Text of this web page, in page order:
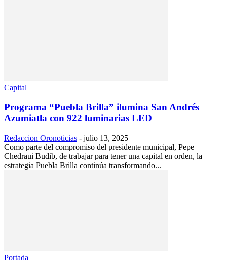
Capital
Programa “Puebla Brilla” ilumina San Andrés
Azumiatla con 922 luminarias LED
Redaccion Oronoticias - julio 13, 2025
Como parte del compromiso del presidente municipal, Pepe
Chedraui Budib, de trabajar para tener una capital en orden, la
estrategia Puebla Brilla continúa transformando...
Portada